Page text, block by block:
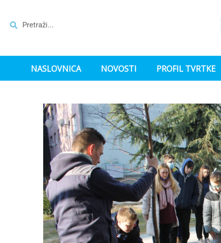
NASLOVNICA NOVOSTI PROFIL TVRTKE